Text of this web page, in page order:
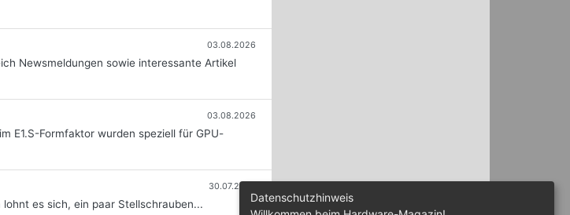
03.08.2026
Newsmeldungen sowie interessante Artikel
03.08.2026
E1.S-Formfaktor wurden speziell für GPU-
30.07.2026
es sich, ein paar Stellschrauben...
Datenschutzhinweis